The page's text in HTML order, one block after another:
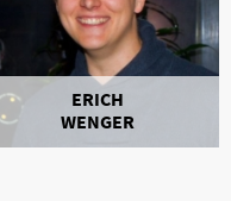
ERICH
WENGER